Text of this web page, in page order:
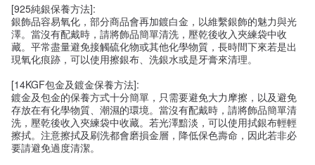
[925純銀保養方法]:
銀飾品容易氧化，部分商品會再加鍍白金，以維繫銀飾的魅力與光
澤。當沒有配戴時，請將飾品簡單清洗，壓乾後收入夾練袋中收
藏。平常盡量避免接觸硫化物或其他化學物質，長時間下來若是出
現氧化痕跡，可以使用擦銀布、洗銀水或是牙膏來清理。
[14KGF包金及鍍金保養方法]:
鍍金及包金的保養方式十分簡單，只需要避免大力摩擦，以及避免
存放在有化學物質、潮濕的環境。當沒有配戴時，請將飾品簡單清
洗，壓乾後收入夾練袋中收藏。若光澤黯淡，可以使用拭銀布輕輕
擦拭。注意擦拭及刷洗都會磨損金層，降低保色壽命，因此若非必
要請避免過度清潔。